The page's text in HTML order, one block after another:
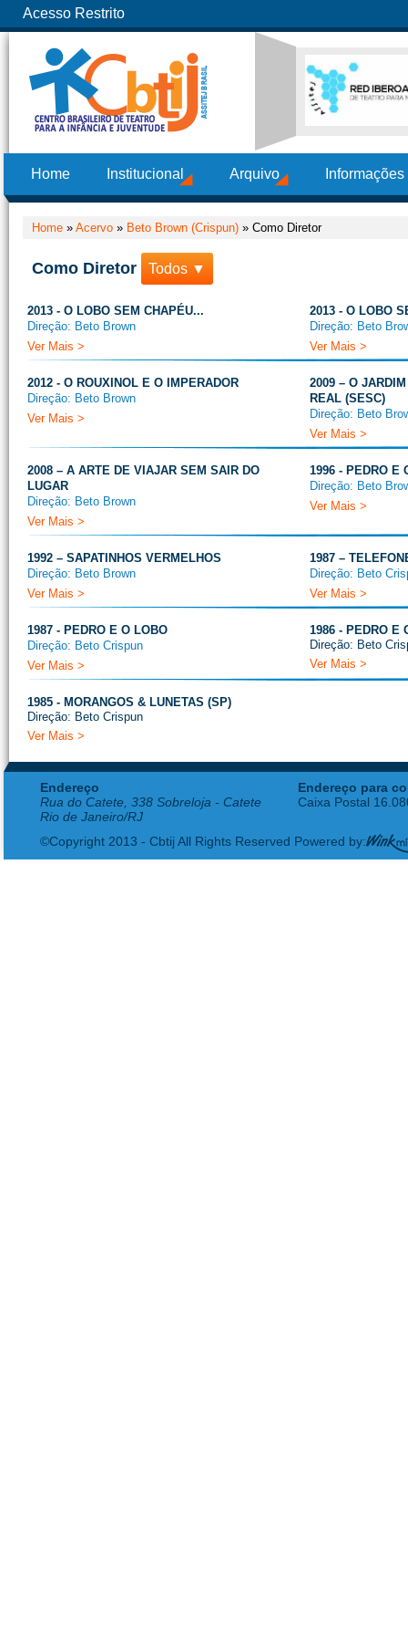
Acesso Restrito
Home Institucional Arquivo
Home » Acervo » Beto Brown (Crispun) » Como Diretor
Como Diretor Todos ▼
2013 - O LOBO SEM CHAPÉU...
Direção: Beto Brown
Ver Mais >
2013 - O LOBO
Direção: Beto
Ver Mais >
2012 - O ROUXINOL E O IMPERADOR
Direção: Beto Brown
Ver Mais >
2009 – O
REAL (SESC)
Direção: Beto
Ver Mais >
2008 – A ARTE DE VIAJAR SEM SAIR DO
LUGAR
Direção: Beto Brown
Ver Mais >
1996 - PEDRO E
Direção: Beto
Ver Mais >
1992 – SAPATINHOS VERMELHOS
Direção: Beto Brown
Ver Mais >
1987 –
Direção: Beto
Ver Mais >
1987 - PEDRO E O LOBO
Direção: Beto Crispun
Ver Mais >
1986 - PEDRO E
Direção: Beto
Ver Mais >
1985 - MORANGOS & LUNETAS (SP)
Direção: Beto Crispun
Ver Mais >
Endereço
Rua do Catete, 338 Sobreloja - Catete
Rio de Janeiro/RJ
Endereço para
Caixa Postal
©Copyright 2013 - Cbtij All Rights Reserved Powered by: